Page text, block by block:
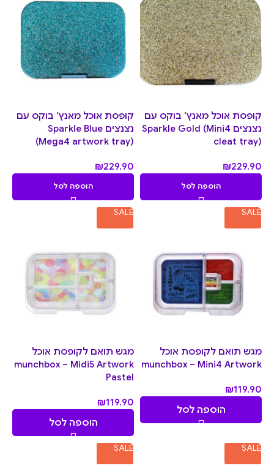
קופסת אוכל מאנץ’ בוקס עם
נצנצים Sparkle Gold (Mini4
cleat tray)
₪229.90
הוספה לסל
קופסת אוכל מאנץ’ בוקס עם
נצנצים Sparkle Blue
(Mega4 artwork tray)
₪229.90
הוספה לסל
SALE
מגש תואם לקופסת אוכל
munchbox – Mini4 Artwork
₪119.90
הוספה לסל
SALE
מגש תואם לקופסת אוכל
munchbox – Midi5 Artwork
Pastel
₪119.90
הוספה לסל
SALE
SALE